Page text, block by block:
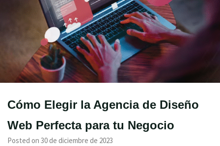
Cómo Elegir la Agencia de Diseño
Web Perfecta para tu Negocio
Posted on 30 de diciembre de 2023